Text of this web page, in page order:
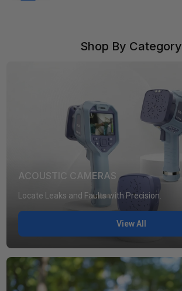
Shop By Category
ACOUSTIC CAMERAS
Locate Leaks and Faults with Precision.
View All